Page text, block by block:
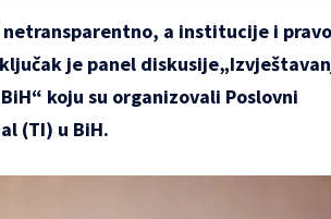
a institucije i
je panel
koju su organizovali Poslovni
(TI) u BiH.